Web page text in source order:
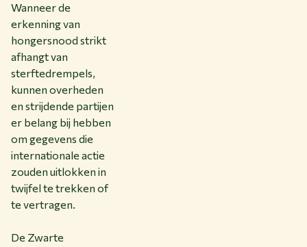
Wanneer de
erkenning van
hongersnood strikt
afhangt van
sterftedrempels,
kunnen overheden
en strijdende partijen
er belang bij hebben
om gegevens die
internationale actie
zouden uitlokken in
twijfel te trekken of
te vertragen.
De Zwarte